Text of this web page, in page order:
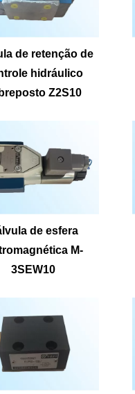
de retenção de
hidráulico
Z2S10
de esfera
M-
3SEW10